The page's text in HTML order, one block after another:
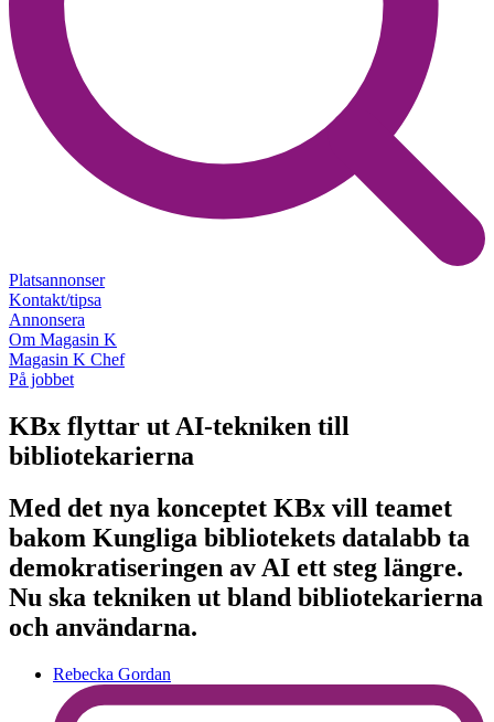
Platsannonser
Kontakt/tipsa
Annonsera
Om Magasin K
Magasin K Chef
På jobbet
KBx flyttar ut AI-tekniken till
bibliotekarierna
Med det nya konceptet KBx vill teamet
bakom Kungliga bibliotekets datalabb ta
demokratiseringen av AI ett steg längre.
Nu ska tekniken ut bland bibliotekarierna
och användarna.
Rebecka Gordan